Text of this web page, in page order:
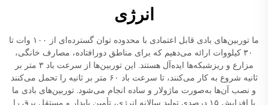
انرژی
ما توربین‌های بادی قابل اعتمادی با محدوده توان گسترده‌ای از ۱۰۰ وات تا
۳۰ کیلووات ارائه می‌دهیم که برای مناطق دورافتاده، مصارف خانگی،
مزارع و ریزشبکه‌ها ایده‌آل هستند. این توربین‌ها از سرعت باد ۳ متر بر
ثانیه شروع به کار می‌کنند، تا سرعت باد ۶۰ متر بر ثانیه را تحمل می‌کنند
و نصب آن‌ها به‌صورت ماژولار و ساده انجام می‌شود. توربین‌های بادی ما
با افزایش ۱۵ درصدی تولید سالانه انرژی، تأمین پایدار و مستقل برق را